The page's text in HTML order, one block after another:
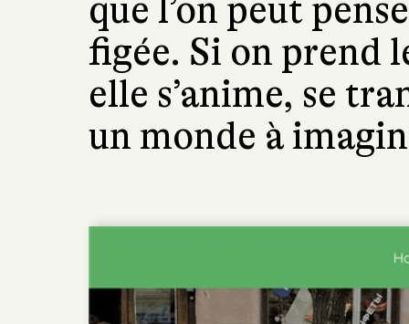
que l’on peut
figée. Si on prend
elle s’anime, se
un monde à